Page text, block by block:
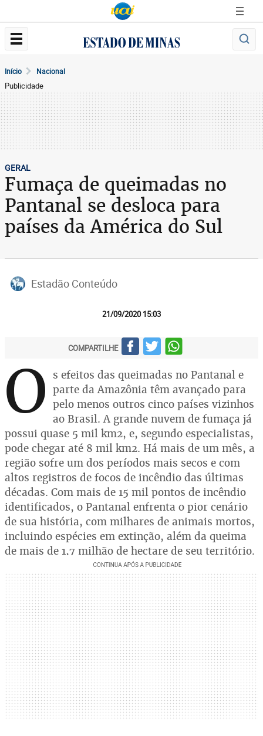
Início Nacional
Publicidade
GERAL
Fumaça de queimadas no
Pantanal se desloca para
países da América do Sul
Estadão Conteúdo
21/09/2020 15:03
COMPARTILHE
O
s efeitos das queimadas no Pantanal e
parte da Amazônia têm avançado para
pelo menos outros cinco países vizinhos
ao Brasil. A grande nuvem de fumaça já
possui quase 5 mil km2, e, segundo especialistas,
pode chegar até 8 mil km2. Há mais de um mês, a
região sofre um dos períodos mais secos e com
altos registros de focos de incêndio das últimas
décadas. Com mais de 15 mil pontos de incêndio
identificados, o Pantanal enfrenta o pior cenário
de sua história, com milhares de animais mortos,
incluindo espécies em extinção, além da queima
de mais de 1,7 milhão de hectare de seu território.